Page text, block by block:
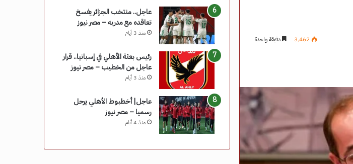
3٬462 دقيقة واحدة
عاجل.. منتخب الجزائر يفسخ
تعاقده مع مدربه – مصر نيوز
منذ 3 أيام
رئيس بعثة الأهلي في إسبانيا.. قرار
عاجل من الخطيب – مصر نيوز
منذ 3 أيام
عاجل| أخطبوط الأهلي يرحل
رسميا – مصر نيوز
منذ 4 أيام